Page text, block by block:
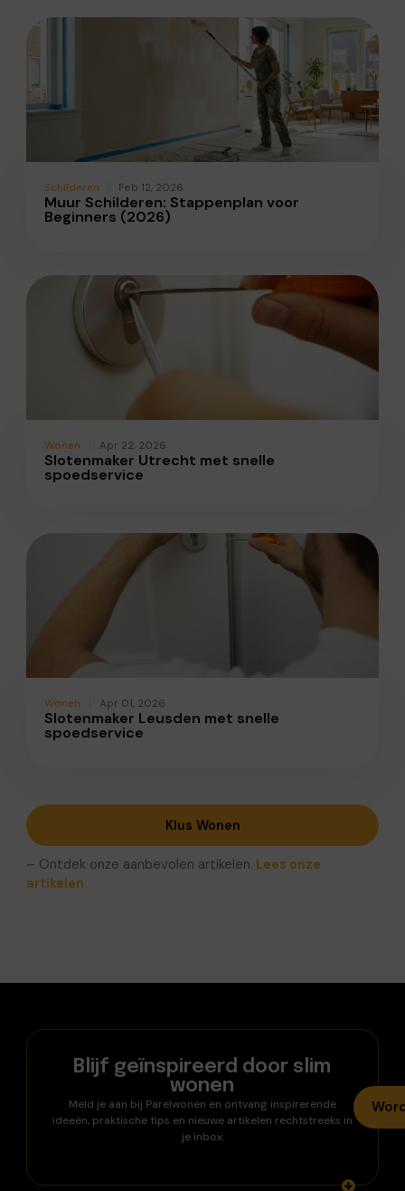
Schilderen Feb 12, 2026
Muur Schilderen: Stappenplan voor
Beginners (2026)
Wonen Apr 22, 2026
Slotenmaker Utrecht met snelle
spoedservice
Wonen Apr 01, 2026
Slotenmaker Leusden met snelle
spoedservice
Klus Wonen
– Ontdek onze aanbevolen artikelen. Lees onze
artikelen.
Blijf geïnspireerd door slim
wonen
Meld je aan bij Parelwonen en ontvang inspirerende
ideeën, praktische tips en nieuwe artikelen rechtstreeks in
je inbox.